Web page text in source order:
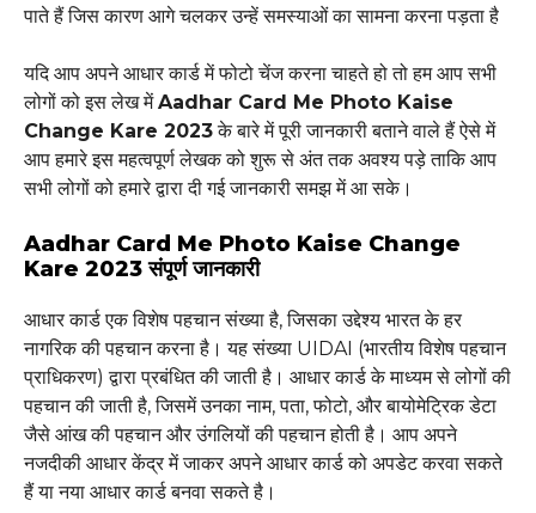
पाते हैं जिस कारण आगे चलकर उन्हें समस्याओं का सामना करना पड़ता है
यदि आप अपने आधार कार्ड में फोटो चेंज करना चाहते हो तो हम आप सभी
लोगों को इस लेख मेंAadhar Card Me Photo Kaise
Change Kare 2023के बारे में पूरी जानकारी बताने वाले हैं ऐसे में
आप हमारे इस महत्वपूर्ण लेखक को शुरू से अंत तक अवश्य पड़े ताकि आप
सभी लोगों को हमारे द्वारा दी गई जानकारी समझ में आ सके।
Aadhar Card Me Photo Kaise Change
Kare 2023 संपूर्ण जानकारी
आधार कार्ड एक विशेष पहचान संख्या है, जिसका उद्देश्य भारत के हर
नागरिक की पहचान करना है। यह संख्या UIDAI (भारतीय विशेष पहचान
प्राधिकरण) द्वारा प्रबंधित की जाती है। आधार कार्ड के माध्यम से लोगों की
पहचान की जाती है, जिसमें उनका नाम, पता, फोटो, और बायोमेट्रिक डेटा
जैसे आंख की पहचान और उंगलियों की पहचान होती है। आप अपने
नजदीकी आधार केंद्र में जाकर अपने आधार कार्ड को अपडेट करवा सकते
हैं या नया आधार कार्ड बनवा सकते है।